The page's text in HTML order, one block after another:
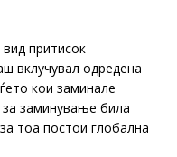
притисок
вклучувал одредена
кои заминале
заминување била
тоа постои глобална